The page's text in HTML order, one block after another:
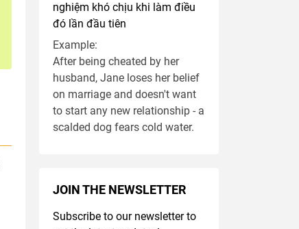
nghiệm khó chịu khi làm điều
đó lần đầu tiên
Example:
After being cheated by her
husband, Jane loses her belief
on marriage and doesn't want
to start any new relationship - a
scalded dog fears cold water.
JOIN THE NEWSLETTER
Subscribe to our newsletter to